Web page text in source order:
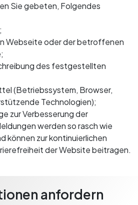
Sie gebeten, Folgendes
Webseite oder der betroffenen
des festgestellten
(Betriebssystem, Browser,
Technologien);
zur Verbesserung der
werden so rasch wie
können zur kontinuierlichen
der Website beitragen.
anfordern